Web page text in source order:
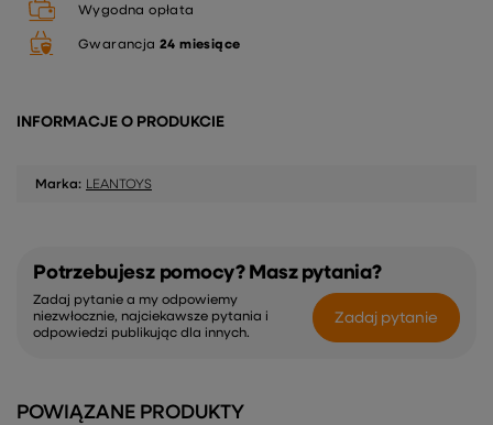
Wygodna opłata
Gwarancja 24 miesiące
INFORMACJE O PRODUKCIE
Marka: LEANTOYS
Potrzebujesz pomocy? Masz pytania?
Zadaj pytanie a my odpowiemy
niezwłocznie, najciekawsze pytania i
odpowiedzi publikując dla innych.
Zadaj pytanie
POWIĄZANE PRODUKTY